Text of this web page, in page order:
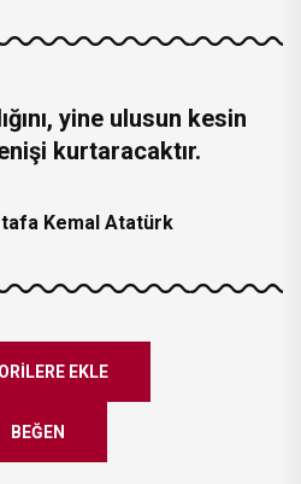
yine ulusun kesin
kurtaracaktır.
Kemal Atatürk
EKLE
BEĞEN